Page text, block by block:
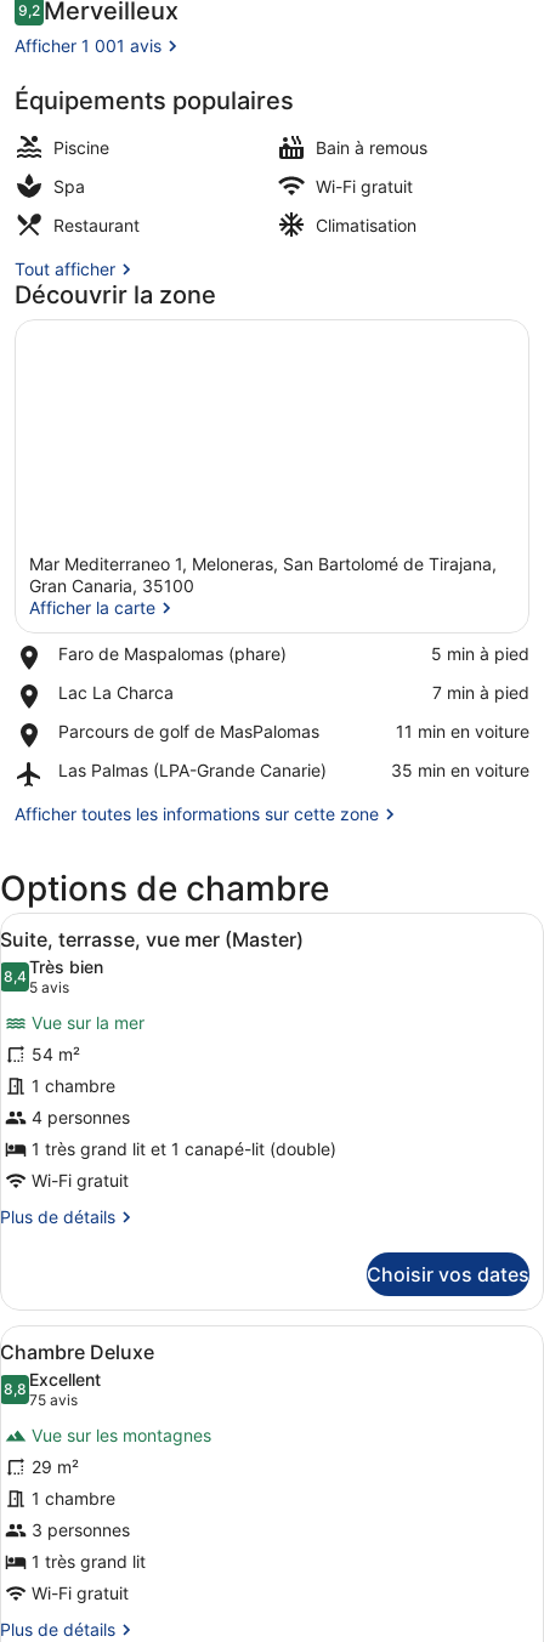
Resort
&
Spa
6 piscines extérieures, parasols
Avis
voyageurs
9,29,2 sur 10
Merveilleux
Afficher 1 001 avis
Équipements populaires
Piscine
Bain à remous
Spa
Wi-Fi gratuit
Restaurant
Climatisation
Tout afficher
Découvrir la zone
Afficher la carte
Mar Mediterraneo 1, Meloneras, San Bartolomé de Tirajana,
Gran Canaria, 35100
Afficher la carte
Faro de Maspalomas (phare)
Place,
de
(phare)
‪5 min à pied‬
Lac La Charca
Place,
La
‪7 min à pied‬
Parcours de golf de MasPalomas
Place,
de
de
‪11 min en voiture‬
Las Palmas (LPA-Grande Canarie)
Airport,
Palmas
Canarie)
‪35 min en voiture‬
Afficher toutes les informations sur cette zone
Options de chambre
Afficher
toutes
les
photos
pour
ce
type
de
chambre :
Suite,
terrasse,
vue
(Master)
Une chambre d’hôtel avec un
3
Suite, terrasse, vue mer (Master)
8,48,4 sur 10
Très bien
5 avis
(5 avis)
Vue sur la mer
54 m²
1 chambre
4 personnes
1 très grand lit et 1 canapé-lit (double)
Wi-Fi gratuit
Plus de détails
Plus
le
type
de
chambre
Suite,
terrasse,
vue
mer
(Master)
Choisir vos dates
Afficher
toutes
les
photos
pour
ce
type
de
chambre :
Chambre
Deluxe
Une chambre d’hôtel avec un
3
Chambre Deluxe
8,88,8 sur 10
Excellent
75 avis
(75 avis)
Vue sur les montagnes
29 m²
1 chambre
3 personnes
1 très grand lit
Wi-Fi gratuit
Plus de détails
Plus